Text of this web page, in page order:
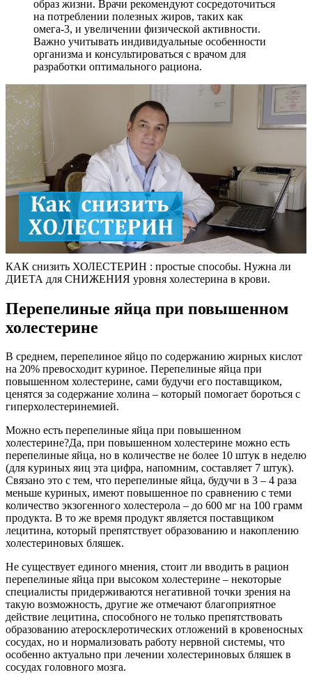
образ жизни. Врачи рекомендуют сосредоточиться
на потреблении полезных жиров, таких как
омега-3, и увеличении физической активности.
Важно учитывать индивидуальные особенности
организма и консультироваться с врачом для
разработки оптимального рациона.
КАК снизить ХОЛЕСТЕРИН : простые способы. Нужна ли
ДИЕТА для СНИЖЕНИЯ уровня холестерина в крови.
Перепелиные яйца при повышенном
холестерине
В среднем, перепелиное яйцо по содержанию жирных кислот
на 20% превосходит куриное. Перепелиные яйца при
повышенном холестерине, сами будучи его поставщиком,
ценятся за содержание холина – который помогает бороться с
гиперхолестеринемией.
Можно есть перепелиные яйца при повышенном
холестерине?Да, при повышенном холестерине можно есть
перепелиные яйца, но в количестве не более 10 штук в неделю
(для куриных яиц эта цифра, напомним, составляет 7 штук).
Связано это с тем, что перепелиные яйца, будучи в 3 – 4 раза
меньше куриных, имеют повышенное по сравнению с теми
количество экзогенного холестерола – до 600 мг на 100 грамм
продукта. В то же время продукт является поставщиком
лецитина, который препятствует образованию и накоплению
холестериновых бляшек.
Не существует единого мнения, стоит ли вводить в рацион
перепелиные яйца при высоком холестерине – некоторые
специалисты придерживаются негативной точки зрения на
такую возможность, другие же отмечают благоприятное
действие лецитина, способного не только препятствовать
образованию атеросклеротических отложений в кровеносных
сосудах, но и нормализовать работу нервной системы, что
особенно актуально при лечении холестериновых бляшек в
сосудах головного мозга.